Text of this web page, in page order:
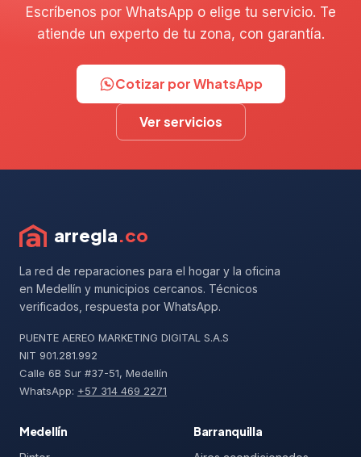
Escríbenos por WhatsApp o elige tu servicio. Te
atiende un experto de tu zona, con garantía.
Cotizar por WhatsApp
Ver servicios
arregla.co
La red de reparaciones para el hogar y la oficina
en Medellín y municipios cercanos. Técnicos
verificados, respuesta por WhatsApp.
PUENTE AEREO MARKETING DIGITAL S.A.S
NIT 901.281.992
Calle 6B Sur #37-51, Medellín
WhatsApp: +57 314 469 2271
Medellín Barranquilla